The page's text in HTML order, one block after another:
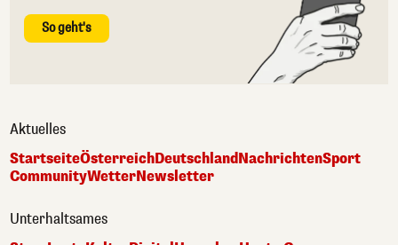
So geht's
Aktuelles
StartseiteÖsterreichDeutschlandNachrichtenSport
CommunityWetterNewsletter
Unterhaltsames